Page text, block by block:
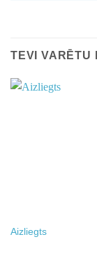
TEVI VARĒTU
Aizliegts